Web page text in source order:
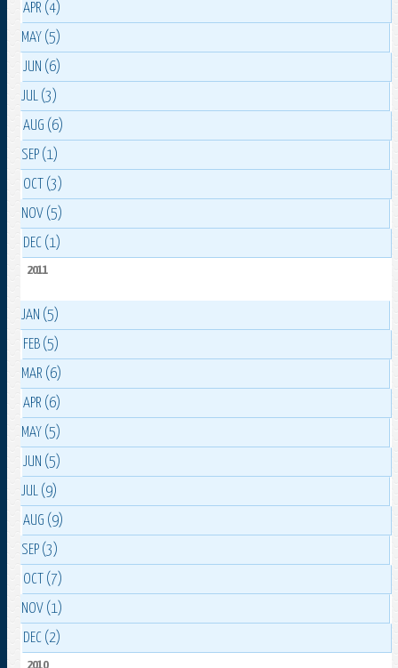
APR (4)
MAY (5)
JUN (6)
JUL (3)
AUG (6)
SEP (1)
OCT (3)
NOV (5)
DEC (1)
2011
JAN (5)
FEB (5)
MAR (6)
APR (6)
MAY (5)
JUN (5)
JUL (9)
AUG (9)
SEP (3)
OCT (7)
NOV (1)
DEC (2)
2010